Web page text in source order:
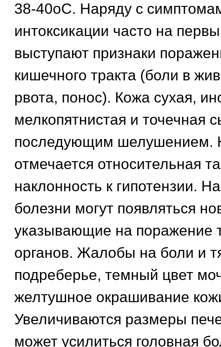
38-40оС. Наряду с
интоксикации часто на
выступают признаки
кишечного тракта (боли в
рвота, понос). Кожа сухая,
мелкопятнистая и точечная
последующим шелушением.
отмечается относительная
наклонность к гипотензии.
болезни могут появляться
указывающие на поражение
органов. Жалобы на боли и
подреберье, темный цвет
желтушное окрашивание
Увеличиваются размеры
может усилиться головная